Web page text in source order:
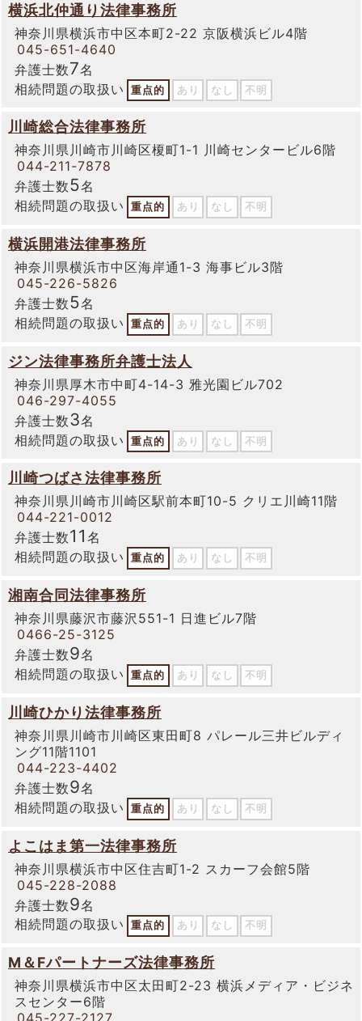
横浜北仲通り法律事務所
神奈川県横浜市中区本町2-22 京阪横浜ビル4階
045-651-4640
弁護士数7名
相続問題の取扱い
重点的 あり なし 不明
川崎総合法律事務所
神奈川県川崎市川崎区榎町1-1 川崎センタービル6階
044-211-7878
弁護士数5名
相続問題の取扱い
重点的 あり なし 不明
横浜開港法律事務所
神奈川県横浜市中区海岸通1-3 海事ビル3階
045-226-5826
弁護士数5名
相続問題の取扱い
重点的 あり なし 不明
ジン法律事務所弁護士法人
神奈川県厚木市中町4-14-3 雅光園ビル702
046-297-4055
弁護士数3名
相続問題の取扱い
重点的 あり なし 不明
川崎つばさ法律事務所
神奈川県川崎市川崎区駅前本町10-5 クリエ川崎11階
044-221-0012
弁護士数11 名
相続問題の取扱い
重点的 あり なし 不明
湘南合同法律事務所
神奈川県藤沢市藤沢551-1 日進ビル7階
0466-25-3125
弁護士数9名
相続問題の取扱い
重点的 あり なし 不明
川崎ひかり法律事務所
神奈川県川崎市川崎区東田町8 パレール三井ビルディ
ング11階1101
044-223-4402
弁護士数9名
相続問題の取扱い
重点的 あり なし 不明
よこはま第一法律事務所
神奈川県横浜市中区住吉町1-2 スカーフ会館5階
045-228-2088
弁護士数9名
相続問題の取扱い
重点的 あり なし 不明
M＆Fパートナーズ法律事務所
神奈川県横浜市中区太田町2-23 横浜メディア・ビジネ
スセンター6階